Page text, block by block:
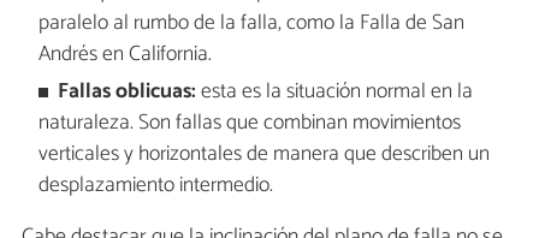
paralelo al rumbo de la falla, como la Falla de San
Andrés en California.
Fallas oblicuas:esta es la situación normal en la
naturaleza. Son fallas que combinan movimientos
verticales y horizontales de manera que describen un
desplazamiento intermedio.